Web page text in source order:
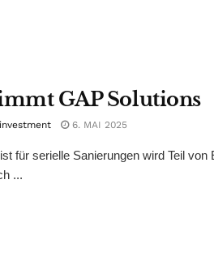
GAP Solutions
6. MAI 2025
für serielle Sanierungen wird Teil
...